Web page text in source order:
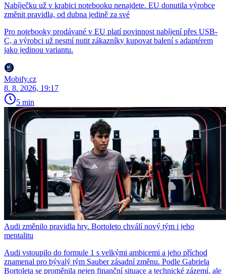
Nabíječku už v krabici notebooku nenajdete. EU donutila výrobce
změnit pravidla, od dubna jedině za své
Pro notebooky prodávané v EU platí povinnost nabíjení přes USB-
C, a výrobci už nesmí nutit zákazníky kupovat balení s adaptérem
jako jedinou variantu.
Mobify.cz
8. 8. 2026, 19:17
5 min
Audi změnilo pravidla hry. Bortoleto chválí nový tým i jeho
mentalitu
Audi vstoupilo do formule 1 s velkými ambicemi a jeho příchod
znamenal pro bývalý tým Sauber zásadní změnu. Podle Gabriela
Bortoleta se proměnila nejen finanční situace a technické zázemí, ale